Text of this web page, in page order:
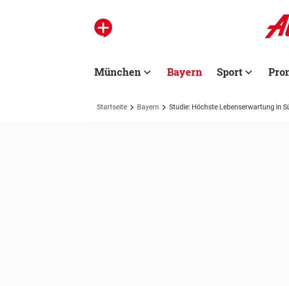
München Bayern Sport
Startseite Bayern Studie: Höchste Lebenserwartung in